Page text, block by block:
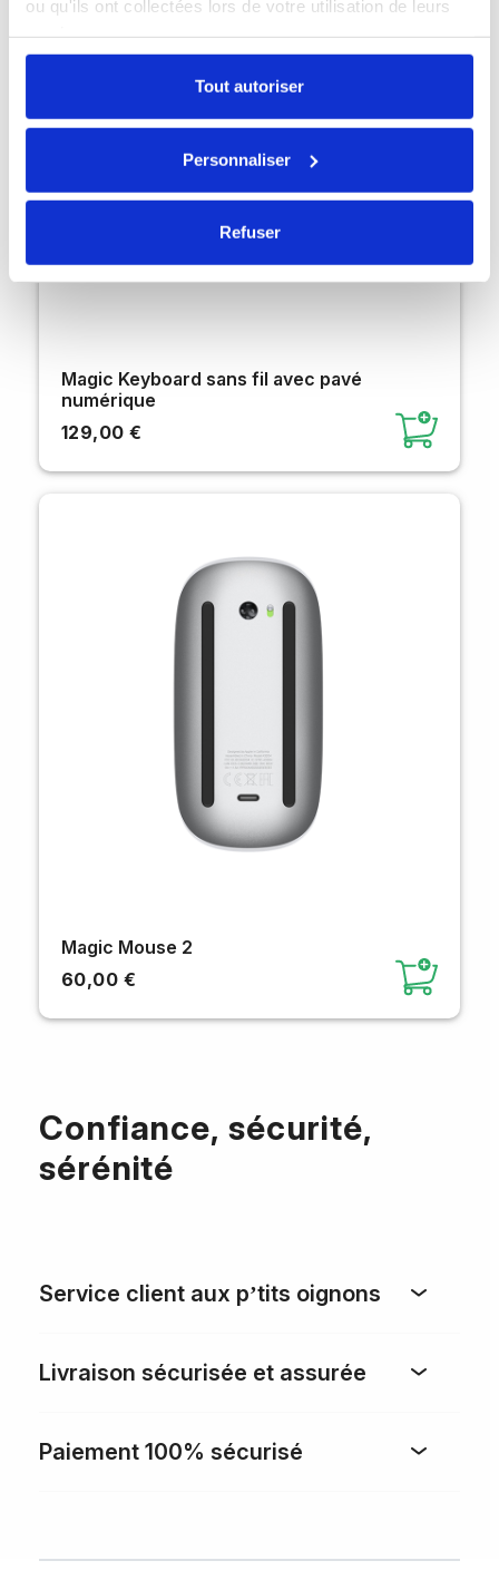
ou qu'ils ont collectées lors de votre utilisation de leurs
Tout autoriser
Personnaliser
Refuser
Magic Keyboard sans fil avec pavé
numérique
129,00 €
Magic Mouse 2
60,00 €
Confiance, sécurité,
sérénité
Service client aux p’tits oignons
Livraison sécurisée et assurée
Paiement 100% sécurisé